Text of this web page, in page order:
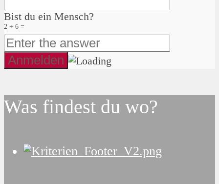
Bist du ein Mensch?
2 + 6 =
Was findest du wo?